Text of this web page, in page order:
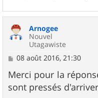
Arnogee
Nouvel
Utagawiste
M
s
s
a
08 août 2016, 21:30
Merci pour la
sont pressés